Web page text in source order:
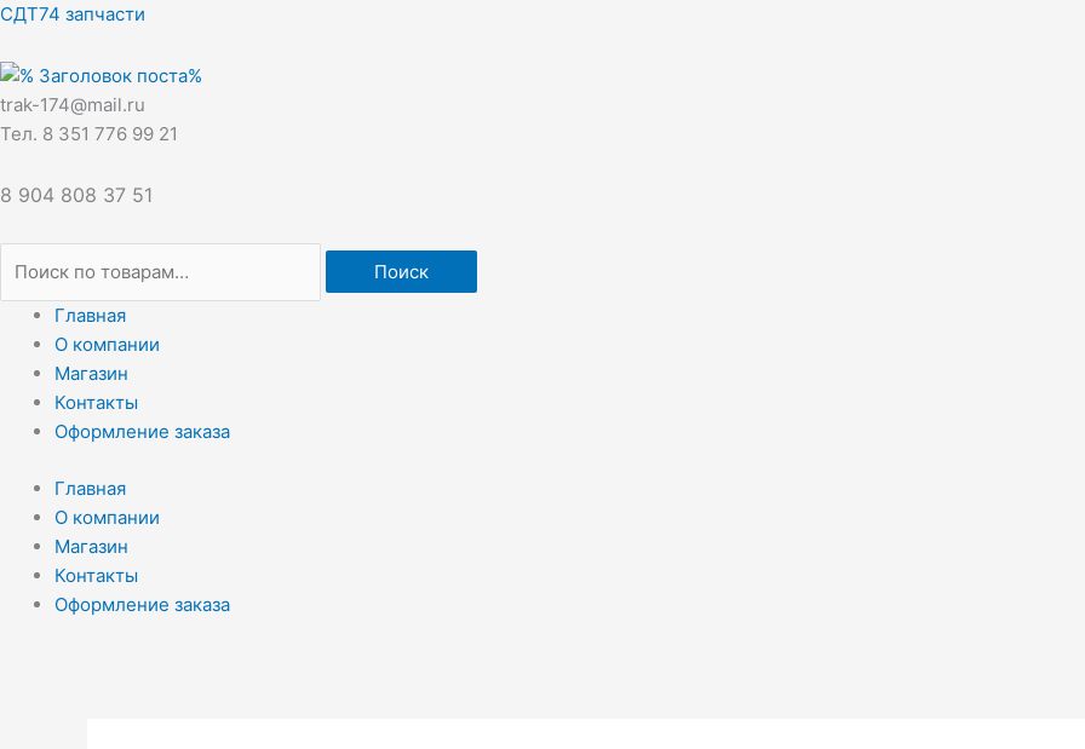
Перейти
содержимому
СДТ74 запчасти
trak-174@mail.ru
Тел. 8 351 776 99 21
8 904 808 37 51
Искать:
Поиск
Главная
О компании
Магазин
Контакты
Оформление заказа
Главная
О компании
Магазин
Контакты
Оформление заказа